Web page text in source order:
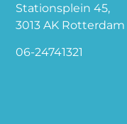
Stationsplein 45,
3013 AK Rotterdam
06-24741321